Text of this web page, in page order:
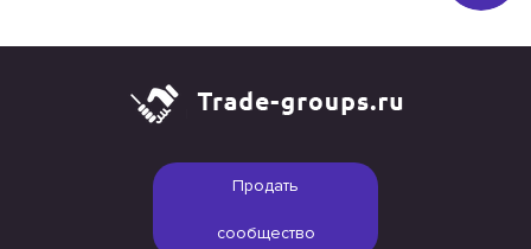
Продать
сообщество